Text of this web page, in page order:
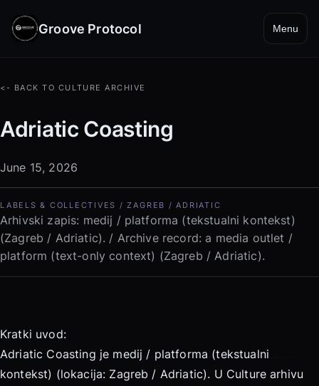
Groove Protocol Menu
<- BACK TO CULTURE ARCHIVE
Adriatic Coasting
June 15, 2026
LABELS & COLLECTIVES / ZAGREB / ADRIATIC
Arhivski zapis: medij / platforma (tekstualni kontekst)
(Zagreb / Adriatic). / Archive record: a media outlet /
platform (text-only context) (Zagreb / Adriatic).
Kratki uvod:
Adriatic Coasting je medij / platforma (tekstualni
kontekst) (lokacija: Zagreb / Adriatic). U Culture arhivu